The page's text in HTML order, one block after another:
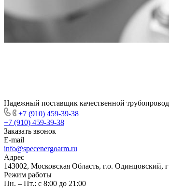
Надежный поставщик качественной
+7 (910) 459-39-38
+7 (910) 459-39-38
Заказать звонок
E-mail
info@specenergoarm.ru
Адрес
143002, Московская Область, г.о. Одинцовский,
Режим работы
Пн. – Пт.: с 8:00 до 21:00